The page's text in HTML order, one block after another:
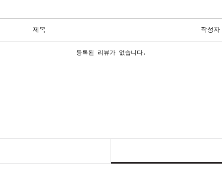
제목 작성자
등록된 리뷰가 없습니다.